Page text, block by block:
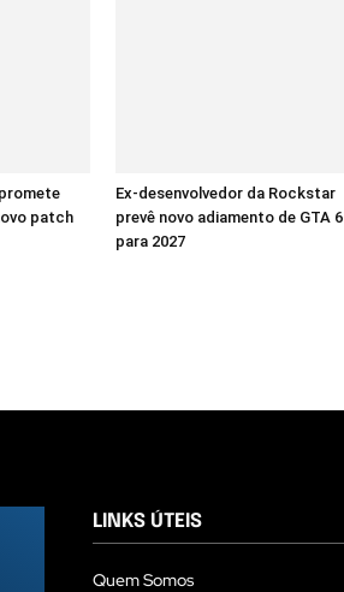
patch
Ex-desenvolvedor da Rockstar
prevê novo adiamento de GTA 6
para 2027
LINKS ÚTEIS
Quem Somos